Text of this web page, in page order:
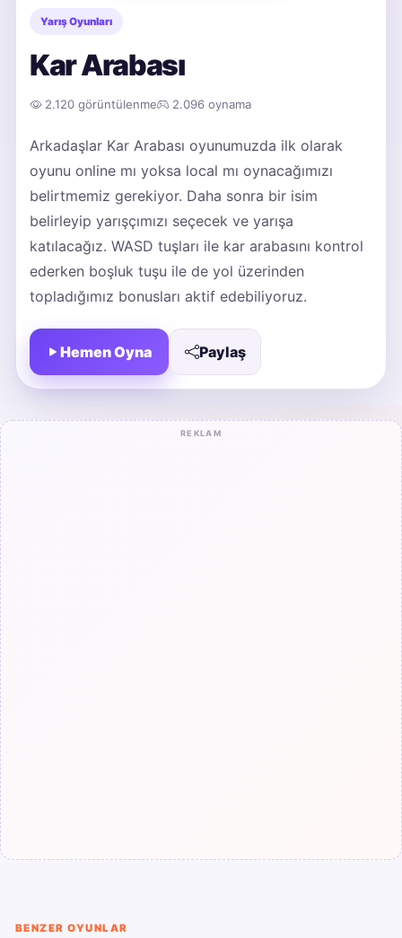
Yarış Oyunları
Kar Arabası
2.120 görüntülenme 2.096 oynama
Arkadaşlar Kar Arabası oyunumuzda ilk olarak
oyunu online mı yoksa local mı oynacağımızı
belirtmemiz gerekiyor. Daha sonra bir isim
belirleyip yarışçımızı seçecek ve yarışa
katılacağız. WASD tuşları ile kar arabasını kontrol
ederken boşluk tuşu ile de yol üzerinden
topladığımız bonusları aktif edebiliyoruz.
Hemen Oyna Paylaş
REKLAM
BENZER OYUNLAR